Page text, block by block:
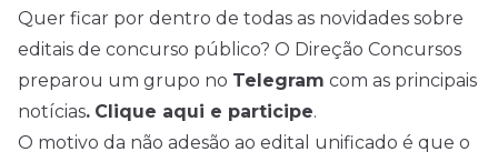
Quer ficar por dentro de todas as novidades sobre
editais de concurso público? O Direção Concursos
preparou um grupo no Telegram com as principais
notícias. Clique aqui e participe.
O motivo da não adesão ao edital unificado é que o